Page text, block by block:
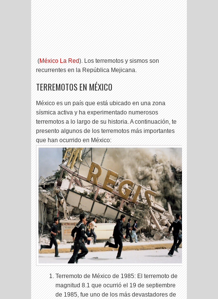
(México La Red). Los terremotos y sismos son
recurrentes en la República Mejicana.
TERREMOTOS EN MÉXICO
México es un país que está ubicado en una zona
sísmica activa y ha experimentado numerosos
terremotos a lo largo de su historia. A continuación, te
presento algunos de los terremotos más importantes
que han ocurrido en México:
Terremoto de México de 1985: El terremoto de
magnitud 8.1 que ocurrió el 19 de septiembre
de 1985, fue uno de los más devastadores de